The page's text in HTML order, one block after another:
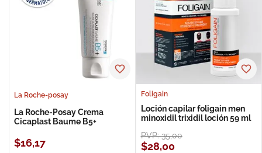
La Roche-posay
La Roche-Posay Crema
Cicaplast Baume B5+
$16,17
Foligain
Loción capilar foligain men
minoxidil trixidil loción 59 ml
PVP:35,00
$28,00